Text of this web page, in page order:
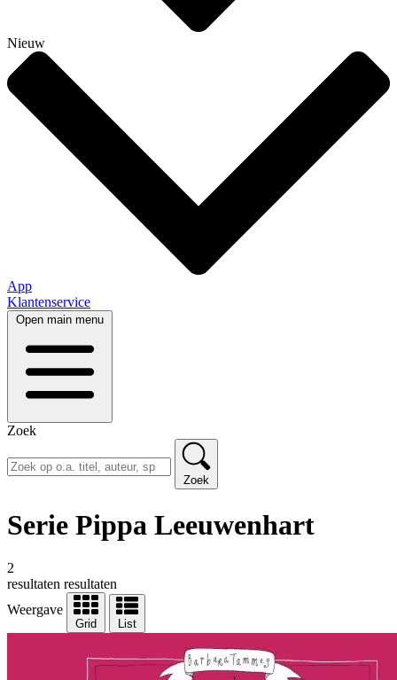
Nieuw
App
Klantenservice
Open main menu
Zoek
Zoek
Serie Pippa Leeuwenhart
2
resultaten resultaten
Weergave
Grid List